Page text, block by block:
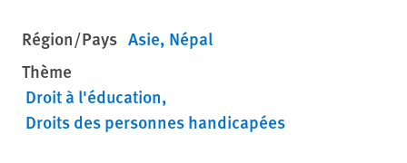
Région/Pays Asie Népal
Thème
Droit à l'éducation
Droits des personnes handicapées